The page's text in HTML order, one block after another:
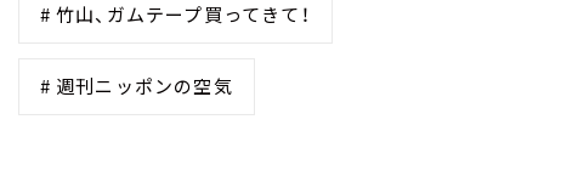
# 竹山、ガムテープ買ってきて！
# 週刊ニッポンの空気